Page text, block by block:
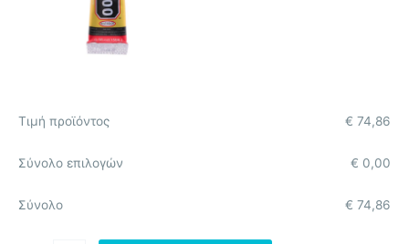
Τιμή προϊόντος 74,86
€
Σύνολο επιλογών 0,00
€
Σύνολο 74,86
€